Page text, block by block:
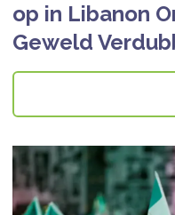
op in Libanon
Geweld